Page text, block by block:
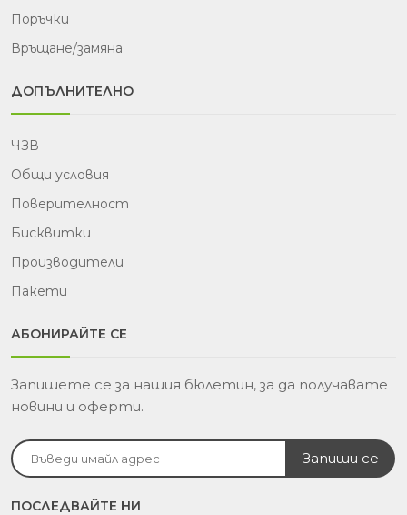
Поръчки
Връщане/замяна
ДОПЪЛНИТЕЛНО
ЧЗВ
Общи условия
Поверителност
Бисквитки
Производители
Пакети
АБОНИРАЙТЕ СЕ
Запишете се за нашия бюлетин, за да получавате
новини и оферти.
ПОСЛЕДВАЙТЕ НИ